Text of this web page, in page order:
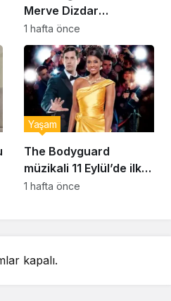
Merve Dizdar
sessizliğini bozdu: ‘İsim
bulmak çok zor’
1 hafta önce
The Bodyguard
müzikali 11 Eylül’de ilk
kez Türkiye’de
Yaşam
1 hafta önce
kapalı.